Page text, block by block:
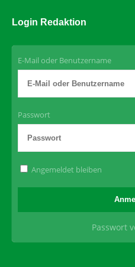
Login Redaktion
E-Mail oder Benutzername
Passwort
Angemeldet bleiben
Passwort